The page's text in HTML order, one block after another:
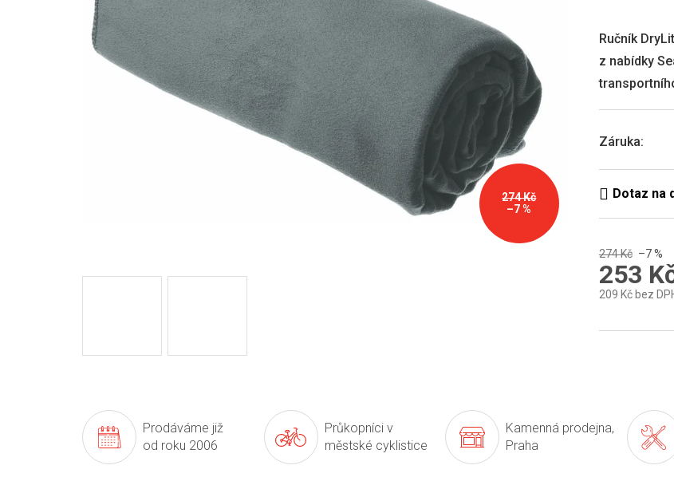
274 Kč
–7 %
Záruka:
Ručník
z nabídky
0,0
5
hvězdiček.
274 Kč –7 %
253
209 Kč bez
Prodáváme již
od roku 2006
Průkopníci v
městské cyklistice
Kamenná prodejna,
Praha